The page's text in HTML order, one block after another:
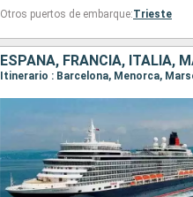
Otros puertos de embarque:Trieste
ESPAÑA, FRANCIA, ITALIA,